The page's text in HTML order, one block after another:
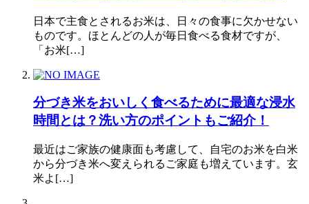
日本で主食とされるお米は、日々の食事に欠かせない
ものです。ほとんどの人が毎日食べる食材ですが、
「お米[…]
分づき米をおいしく食べるために最適な浸水
時間とは？洗い方のポイントもご紹介！
最近はご家族の健康面も考慮して、自宅のお米を白米
から分づき米へ変えられるご家庭も増えています。玄
米よ[…]